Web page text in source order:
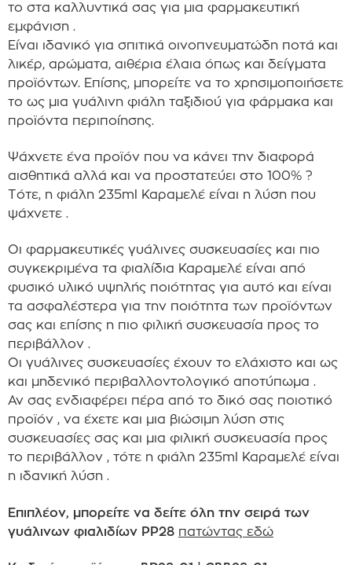
το στα καλλυντικά σας για μια φαρμακευτική
εμφάνιση .
Είναι ιδανικό για σπιτικά οινοπνευματώδη ποτά και
λικέρ, αρώματα, αιθέρια έλαια όπως και δείγματα
προϊόντων. Επίσης, μπορείτε να το χρησιμοποιήσετε
το ως μια γυάλινη φιάλη ταξιδιού για φάρμακα και
προϊόντα περιποίησης.
Ψάχνετε ένα προϊόν που να κάνει την διαφορά
αισθητικά αλλά και να προστατεύει στο 100% ?
Τότε, η φιάλη 235ml Καραμελέ είναι η λύση που
ψάχνετε .
Οι φαρμακευτικές γυάλινες συσκευασίες και πιο
συγκεκριμένα τα φιαλίδια Καραμελέ είναι από
φυσικό υλικό υψηλής ποιότητας για αυτό και είναι
τα ασφαλέστερα για την ποιότητα των προϊόντων
σας και επίσης η πιο φιλική συσκευασία προς το
περιβάλλον .
Οι γυάλινες συσκευασίες έχουν το ελάχιστο και ως
και μηδενικό περιβαλλοντολογικό αποτύπωμα .
Αν σας ενδιαφέρει πέρα από το δικό σας ποιοτικό
προϊόν , να έχετε και μια βιώσιμη λύση στις
συσκευασίες σας και μια φιλική συσκευασία προς
το περιβάλλον , τότε η φιάλη 235ml Καραμελέ είναι
η ιδανική λύση .
Επιπλέον, μπορείτε να δείτε όλη την σειρά των
γυάλινων φιαλιδίων PP28 πατώντας εδώ